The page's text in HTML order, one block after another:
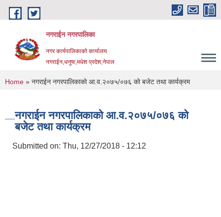
Skip to main content
नगराईन नगरपालिका
नगर कार्यपालिकाको कार्यालय
नगराईन,धनुषा,मधेश प्रदेश,नेपाल
You are here
Home » नगराईन नगरपालिकाको आ.व.२०७५/०७६ को बजेट तथा कार्यक्रम
नगराईन नगरपालिकाको आ.व.२०७५/०७६ को
बजेट तथा कार्यक्रम
Submitted on: Thu, 12/27/2018 - 12:12